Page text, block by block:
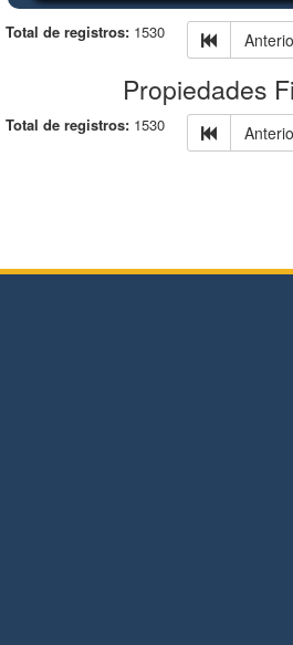
Total de registros: 1530
Propiedades
Total de registros: 1530